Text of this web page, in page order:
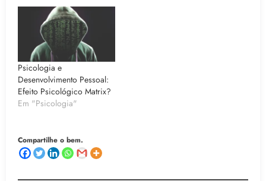
Psicologia e
Desenvolvimento Pessoal:
Efeito Psicológico Matrix?
Em "Psicologia"
Compartilhe o bem.